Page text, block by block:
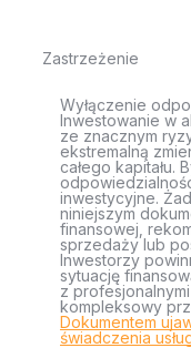
Zastrzeżenie
Wyłączenie
Inwestowanie w
ze znacznym
ekstremalną
całego kapitału.
inwestycyjne.
niniejszym
finansowej,
sprzedaży lub
Inwestorzy
sytuację
z
kompleksowy
Dokumentem
świadczenia